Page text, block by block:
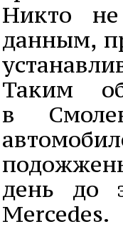
Никто не
данным,
Таким
в
день до
Mercedes.